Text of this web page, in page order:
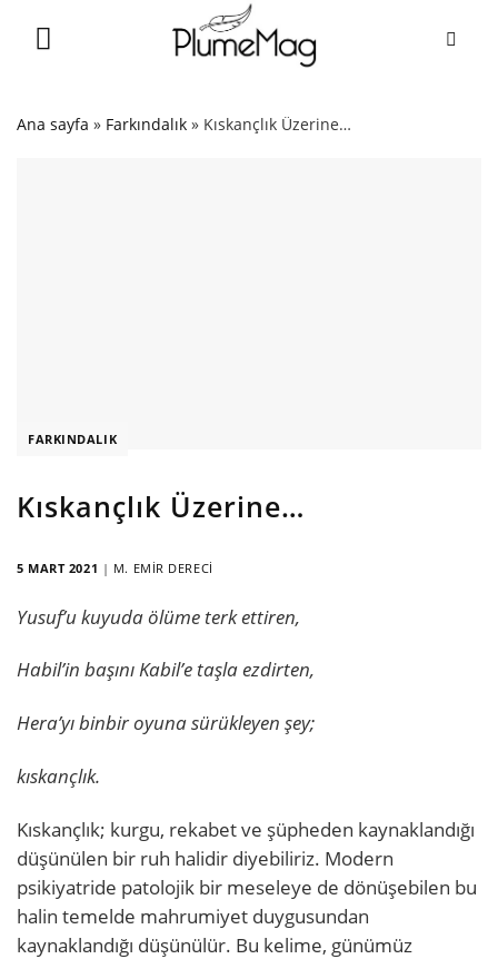
Ana sayfa » Farkındalık » Kıskançlık Üzerine…
FARKINDALIK
Kıskançlık Üzerine…
5 MART 2021 | M. EMIR DERECI
Yusuf’u kuyuda ölüme terk ettiren,
Habil’in başını Kabil’e taşla ezdirten,
Hera’yı binbir oyuna sürükleyen şey;
kıskançlık.
Kıskançlık; kurgu, rekabet ve şüpheden kaynaklandığı
düşünülen bir ruh halidir diyebiliriz. Modern
psikiyatride patolojik bir meseleye de dönüşebilen bu
halin temelde mahrumiyet duygusundan
kaynaklandığı düşünülür. Bu kelime, günümüz